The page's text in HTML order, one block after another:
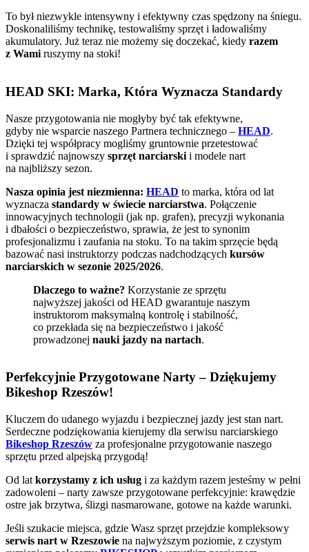
To był niezwykle intensywny i efektywny czas spędzony na śniegu.
Doskonaliliśmy technikę, testowaliśmy sprzęt i ładowaliśmy
akumulatory. Już teraz nie możemy się doczekać, kiedy razem
z Wami ruszymy na stoki!
HEAD SKI: Marka, Która Wyznacza Standardy
Nasze przygotowania nie mogłyby być tak efektywne,
gdyby nie wsparcie naszego Partnera technicznego – HEAD.
Dzięki tej współpracy mogliśmy gruntownie przetestować
i sprawdzić najnowszy sprzęt narciarski i modele nart
na najbliższy sezon.
Nasza opinia jest niezmienna: HEAD to marka, która od lat
wyznacza standardy w świecie narciarstwa. Połączenie
innowacyjnych technologii (jak np. grafen), precyzji wykonania
i dbałości o bezpieczeństwo, sprawia, że jest to synonim
profesjonalizmu i zaufania na stoku. To na takim sprzęcie będą
bazować nasi instruktorzy podczas nadchodzących kursów
narciarskich w sezonie 2025/2026.
Dlaczego to ważne? Korzystanie ze sprzętu
najwyższej jakości od HEAD gwarantuje naszym
instruktorom maksymalną kontrolę i stabilność,
co przekłada się na bezpieczeństwo i jakość
prowadzonej nauki jazdy na nartach.
Perfekcyjnie Przygotowane Narty – Dziękujemy
Bikeshop Rzeszów!
Kluczem do udanego wyjazdu i bezpiecznej jazdy jest stan nart.
Serdeczne podziękowania kierujemy dla serwisu narciarskiego
Bikeshop Rzeszów za profesjonalne przygotowanie naszego
sprzętu przed alpejską przygodą!
Od lat korzystamy z ich usług i za każdym razem jesteśmy w pełni
zadowoleni – narty zawsze przygotowane perfekcyjnie: krawędzie
ostre jak brzytwa, ślizgi nasmarowane, gotowe na każde warunki.
Jeśli szukacie miejsca, gdzie Wasz sprzęt przejdzie kompleksowy
serwis nart w Rzeszowie na najwyższym poziomie, z czystym